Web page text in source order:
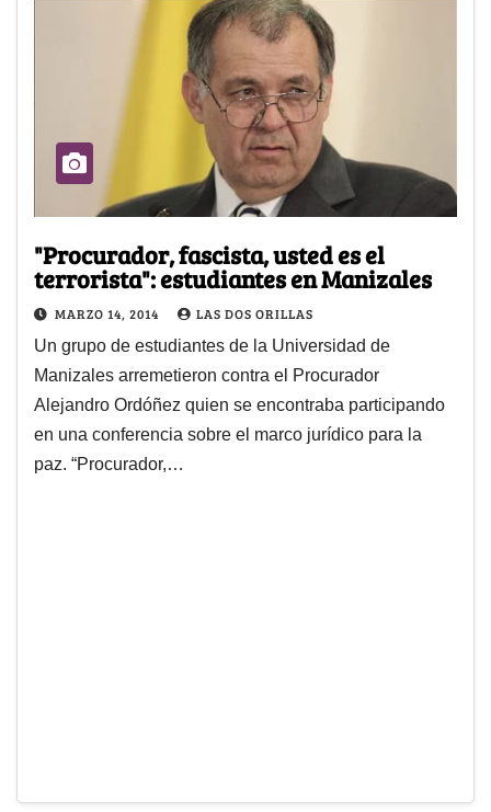
"Procurador, fascista, usted es el
terrorista": estudiantes en Manizales
MARZO 14, 2014 LAS DOS ORILLAS
Un grupo de estudiantes de la Universidad de
Manizales arremetieron contra el Procurador
Alejandro Ordóñez quien se encontraba participando
en una conferencia sobre el marco jurídico para la
paz. “Procurador,…